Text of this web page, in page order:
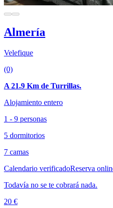
Almería
Velefique
(0)
A 21.9 Km de Turrillas.
Alojamiento entero
1 - 9 personas
5 dormitorios
7 camas
Calendario verificadoReserva
Todavía no se te cobrará nada.
20 €